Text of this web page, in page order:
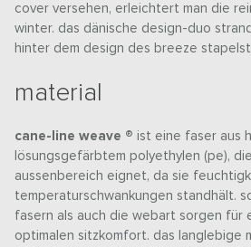
cover versehen, erleichtert man die
winter. das dänische design-duo
hinter dem design des breeze
material
cane-line weave ® ist eine faser aus
lösungsgefärbtem polyethylen (pe),
aussenbereich eignet, da sie
temperaturschwankungen standhält.
fasern als auch die webart sorgen für
optimalen sitzkomfort. das langlebige